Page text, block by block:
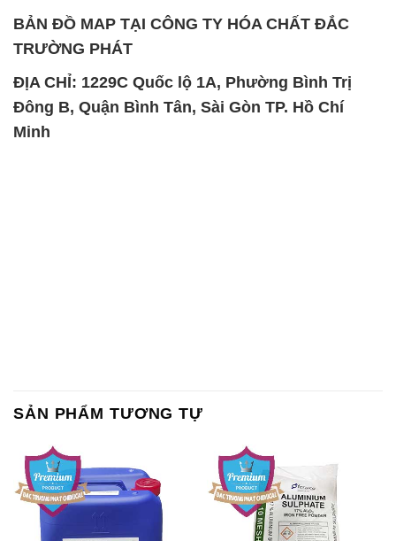
BẢN ĐỒ MAP TẠI CÔNG TY HÓA CHẤT ĐẮC
TRƯỜNG PHÁT
ĐỊA CHỈ: 1229C Quốc lộ 1A, Phường Bình Trị
Đông B, Quận Bình Tân, Sài Gòn TP. Hồ Chí
Minh
SẢN PHẨM TƯƠNG TỰ